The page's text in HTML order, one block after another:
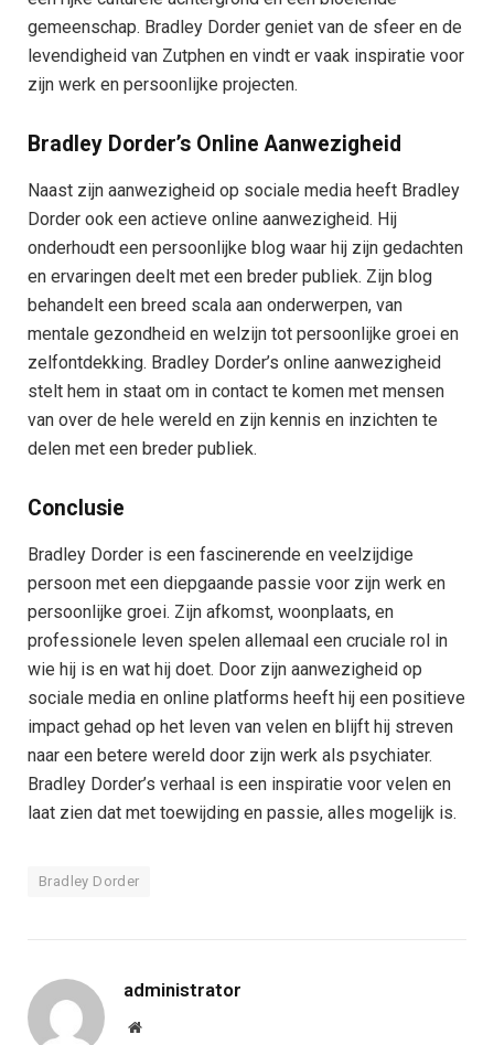
gemeenschap. Bradley Dorder geniet van de sfeer en de
levendigheid van Zutphen en vindt er vaak inspiratie voor
zijn werk en persoonlijke projecten.
Bradley Dorder’s Online Aanwezigheid
Naast zijn aanwezigheid op sociale media heeft Bradley
Dorder ook een actieve online aanwezigheid. Hij
onderhoudt een persoonlijke blog waar hij zijn gedachten
en ervaringen deelt met een breder publiek. Zijn blog
behandelt een breed scala aan onderwerpen, van
mentale gezondheid en welzijn tot persoonlijke groei en
zelfontdekking. Bradley Dorder’s online aanwezigheid
stelt hem in staat om in contact te komen met mensen
van over de hele wereld en zijn kennis en inzichten te
delen met een breder publiek.
Conclusie
Bradley Dorder is een fascinerende en veelzijdige
persoon met een diepgaande passie voor zijn werk en
persoonlijke groei. Zijn afkomst, woonplaats, en
professionele leven spelen allemaal een cruciale rol in
wie hij is en wat hij doet. Door zijn aanwezigheid op
sociale media en online platforms heeft hij een positieve
impact gehad op het leven van velen en blijft hij streven
naar een betere wereld door zijn werk als psychiater.
Bradley Dorder’s verhaal is een inspiratie voor velen en
laat zien dat met toewijding en passie, alles mogelijk is.
Bradley Dorder
administrator
Website